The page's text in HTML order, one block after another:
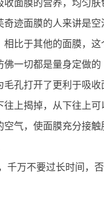
收面膜的营养，均匀
迹面膜的人来讲是空
比于其他的面膜，
佛一切都是量身定做的
孔打开了更利于吸收
上揭掉，从下往上可
气，使面膜充分接触
千万不要过长时间，